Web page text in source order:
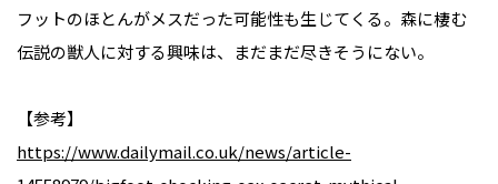
フットのほとんがメスだった可能性も生じてくる。森に棲む
伝説の獣人に対する興味は、まだまだ尽きそうにない。
【参考】
https://www.dailymail.co.uk/news/article-